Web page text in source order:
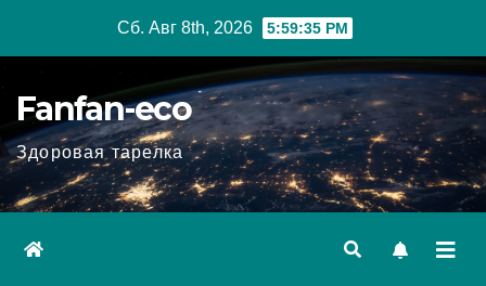
Сб. Авг 8th, 2026 5:59:36 PM
Fanfan-eco
Здоровая тарелка